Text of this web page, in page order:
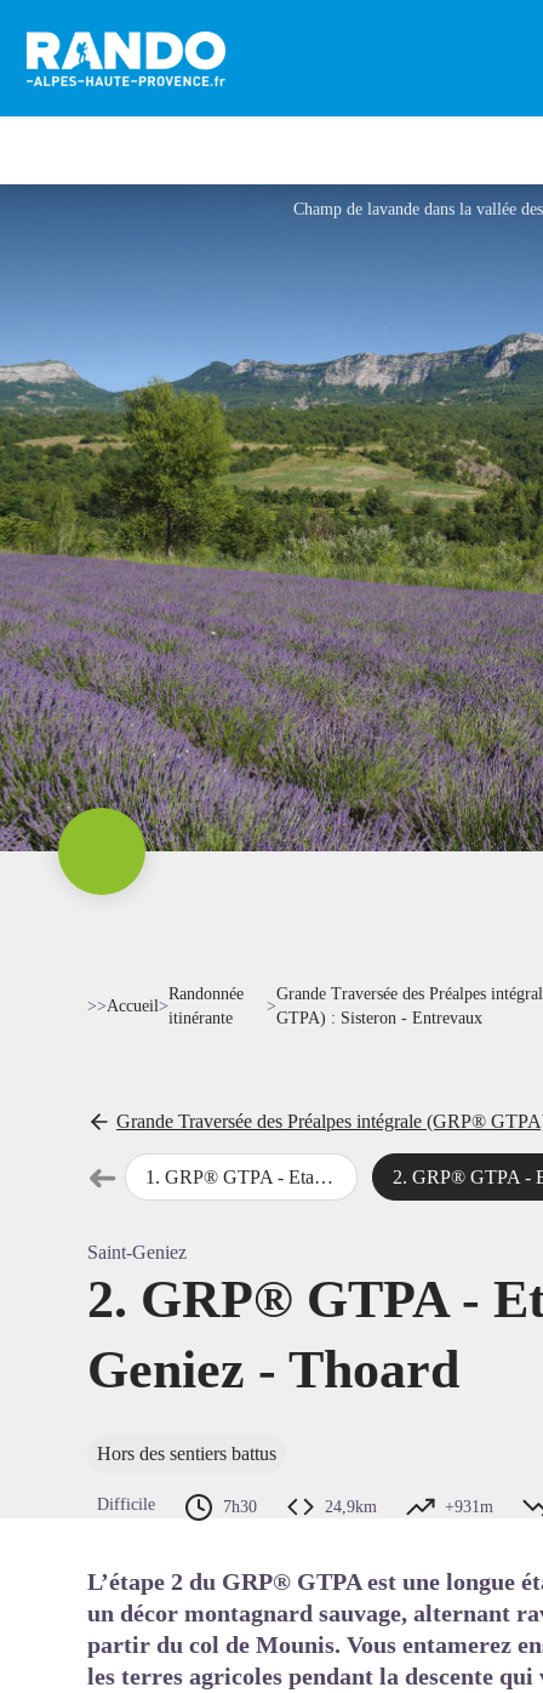
Champ de lavande dans la vallée
Voir
>>Accueil>
Randonnée
itinérante
>
Grande Traversée des Préalpes
GTPA) : Sisteron - Entrevaux
Grande Traversée des Préalpes intégrale (GRP®
➜Étape précédente
1 . GRP® GTPA - Etape 1 : Sisteron - Saint-Geniez 2.GRP® GTPA - Etape 2 : Saint-Geniez -
Saint-Geniez
2. GRP® GTPA -
Geniez - Thoard
Hors des sentiers battus
Difficile 7h30 24,9km +931m
L’étape 2 du GRP® GTPA est une longue
un décor montagnard sauvage, alternant
partir du col de Mounis. Vous entamerez
les terres agricoles pendant la descente qui